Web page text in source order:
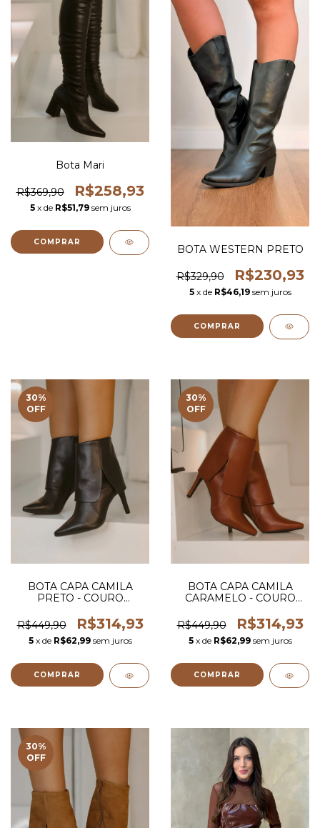
Bota Mari
R$369,90 R$258,93
5 x de R$51,79 sem juros
COMPRAR
BOTA WESTERN PRETO
R$329,90 R$230,93
5 x de R$46,19 sem juros
COMPRAR
30%
OFF
BOTA CAPA CAMILA
PRETO - COURO
R$449,90
R$314,93
5 x de R$62,99 sem juros
COMPRAR
30%
OFF
BOTA CAPA CAMILA
CARAMELO - COURO
R$449,90
R$314,93
5 x de R$62,99 sem juros
COMPRAR
30%
OFF